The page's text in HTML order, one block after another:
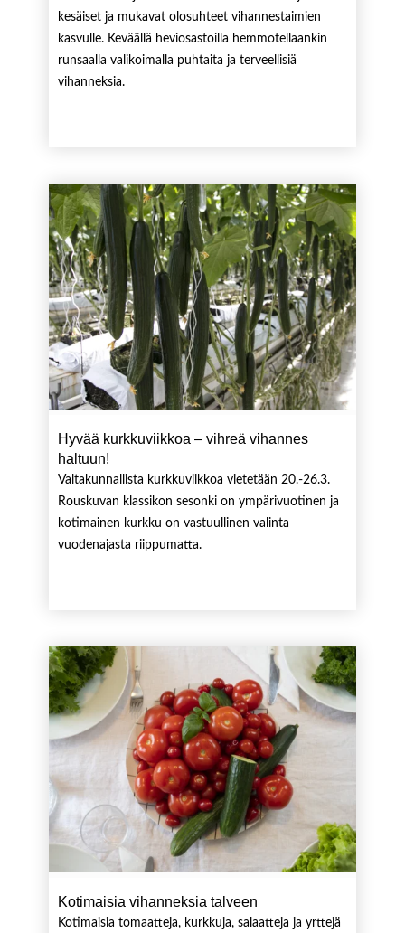
kesäiset ja mukavat olosuhteet vihannestaimien
kasvulle. Keväällä heviosastoilla hemmotellaankin
runsaalla valikoimalla puhtaita ja terveellisiä
vihanneksia.
Hyvää kurkkuviikkoa – vihreä vihannes
haltuun!
Valtakunnallista kurkkuviikkoa vietetään 20.-26.3.
Rouskuvan klassikon sesonki on ympärivuotinen ja
kotimainen kurkku on vastuullinen valinta
vuodenajasta riippumatta.
Kotimaisia vihanneksia talveen
Kotimaisia tomaatteja, kurkkuja, salaatteja ja yrttejä